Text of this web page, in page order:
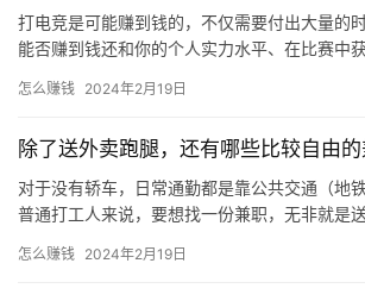
营
产
打电竞是可能赚到钱的，不仅需要付出大量的
能否赚到钱还和你的个人实力水平、在比赛中
一种…
怎么赚钱 2024年2月19日
除了送外卖跑腿，还有哪些比较自由的
对于没有轿车，日常通勤都是靠公共交通（地
普通打工人来说，要想找一份兼职，无非就是
一…
怎么赚钱 2024年2月19日